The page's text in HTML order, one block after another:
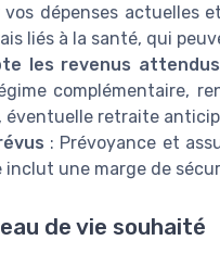
dépenses actuelles
liés à la santé, qui
les revenus attendus
complémentaire,
éventuelle retraite
: Prévoyance et
une marge de
de vie souhaité